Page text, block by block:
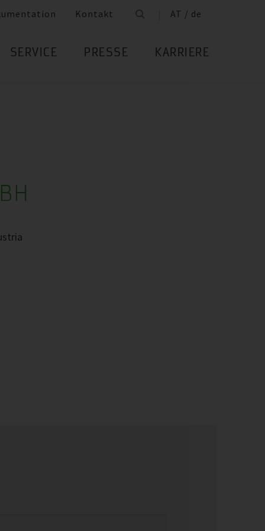
Kontakt AT / de
SERVICE PRESSE KARRIERE